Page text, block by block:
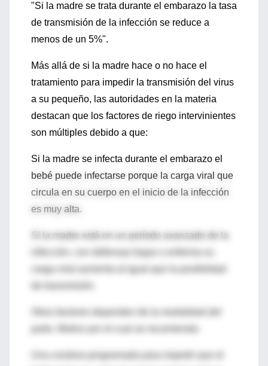
"Si la madre se trata durante el embarazo la tasa
de transmisión de la infección se reduce a
menos de un 5%".
Más allá de si la madre hace o no hace el
tratamiento para impedir la transmisión del virus
a su pequeño, las autoridades en la materia
destacan que los factores de riego intervinientes
son múltiples debido a que:
Si la madre se infecta durante el embarazo el
bebé puede infectarse porque la carga viral que
circula en su cuerpo en el inicio de la infección
es muy alta.
Si la madre está en un período avanzado de la
carga viral aumenta al igual que la posibilidad
Otros factores dependen de la modalidad del
Una cesárea programada para impedir que el